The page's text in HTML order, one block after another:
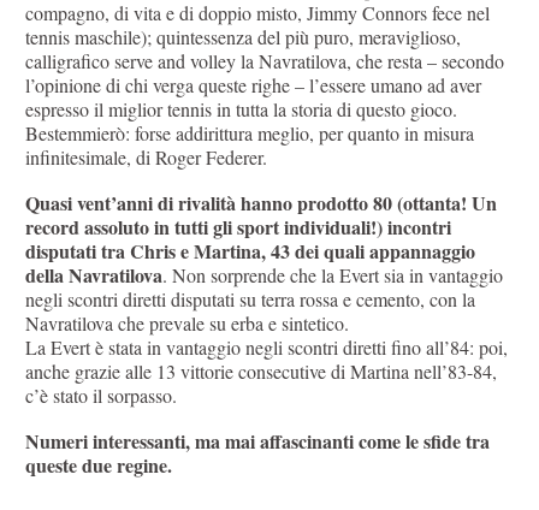
compagno, di vita e di doppio misto, Jimmy Connors fece nel
tennis maschile); quintessenza del più puro, meraviglioso,
calligrafico serve and volley la Navratilova, che resta – secondo
l’opinione di chi verga queste righe – l’essere umano ad aver
espresso il miglior tennis in tutta la storia di questo gioco.
Bestemmierò: forse addirittura meglio, per quanto in misura
infinitesimale, di Roger Federer.
Quasi vent’anni di rivalità hanno prodotto 80 (ottanta! Un
record assoluto in tutti gli sport individuali!) incontri
disputati tra Chris e Martina, 43 dei quali appannaggio
della Navratilova. Non sorprende che la Evert sia in vantaggio
negli scontri diretti disputati su terra rossa e cemento, con la
Navratilova che prevale su erba e sintetico.
La Evert è stata in vantaggio negli scontri diretti fino all’84: poi,
anche grazie alle 13 vittorie consecutive di Martina nell’83-84,
c’è stato il sorpasso.
Numeri interessanti, ma mai affascinanti come le sfide tra
queste due regine.